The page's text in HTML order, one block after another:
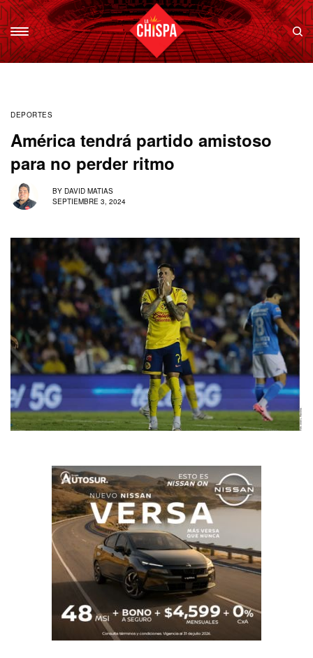
DEPORTES
América tendrá partido amistoso
para no perder ritmo
BY DAVID MATIAS
SEPTIEMBRE 3, 2024